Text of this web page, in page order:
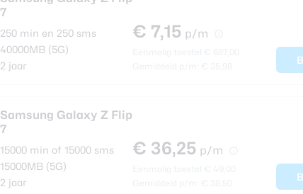
7
250 min en 250 sms
40000MB (5G)
2 jaar
€ 7,15 p/m
Samsung Galaxy Z Flip
7
15000 min of 15000 sms
15000MB (5G)
2 jaar
€ 36,25 p/m